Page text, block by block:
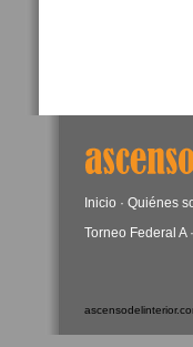
Inicio · Quiénes
Torneo Federal A·